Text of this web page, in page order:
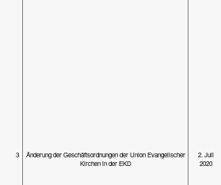
3
Änderung der Geschäftsordnungen der Union Evangelischer
Kirchen in der EKD
2. Juli
2020